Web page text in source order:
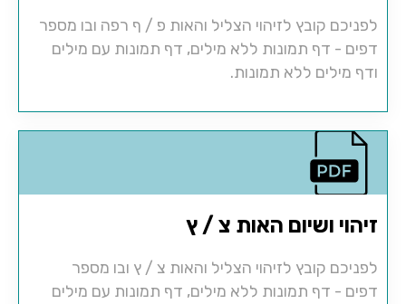
לפניכם קובץ לזיהוי הצליל והאות פ / ף רפה ובו מספר
דפים - דף תמונות ללא מילים, דף תמונות עם מילים
ודף מילים ללא תמונות.
זיהוי ושיום האות צ / ץ
לפניכם קובץ לזיהוי הצליל והאות צ / ץ ובו מספר
דפים - דף תמונות ללא מילים, דף תמונות עם מילים